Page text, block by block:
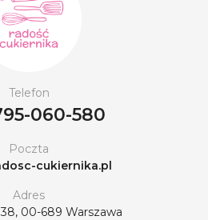
Telefon
060-580
Poczta
cukiernika.pl
Adres
00-689 Warszawa